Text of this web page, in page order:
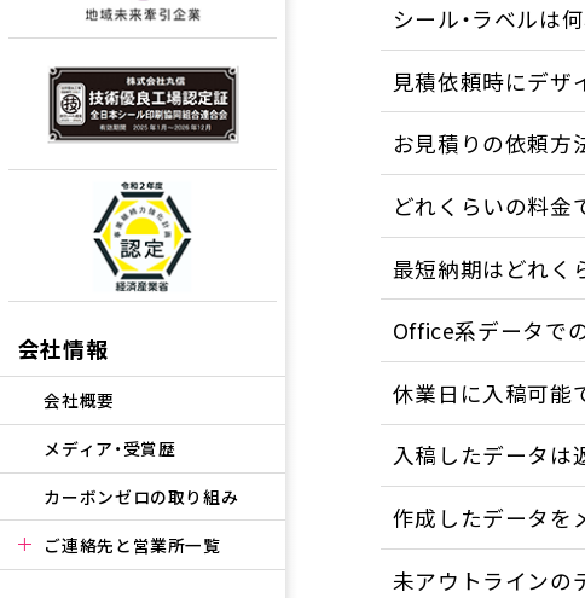
会社情報
会社概要
メディア・受賞歴
カーボンゼロの取り組み
ご連絡先と営業所一覧
シール・ラベルは
見積依頼時にデザ
お見積りの依頼方
どれくらいの料金
最短納期はどれく
Office系データで
休業日に入稿可能
入稿したデータは
作成したデータを
未アウトラインの